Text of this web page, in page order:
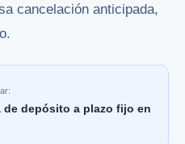
cancelación anticipada,
de depósito a plazo fijo en